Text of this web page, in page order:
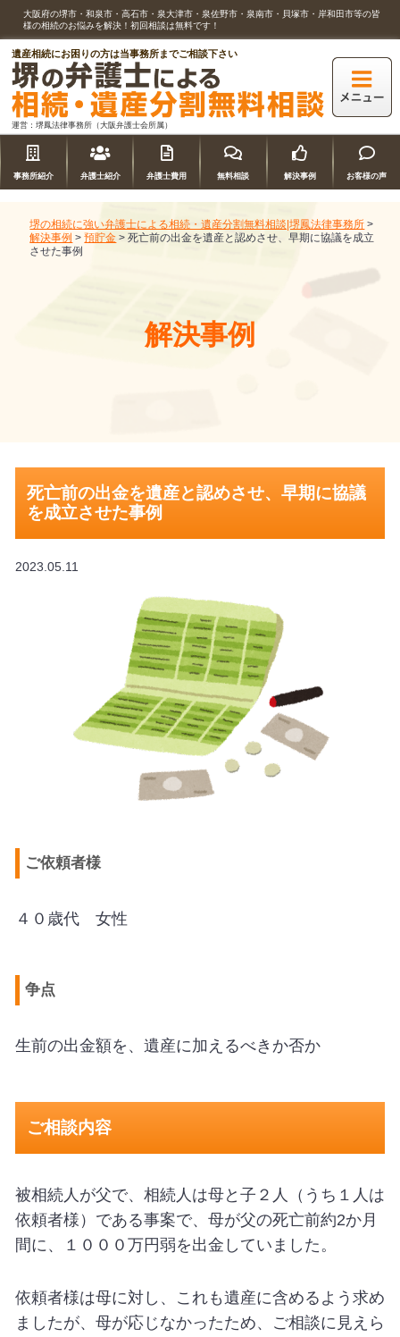
大阪府の堺市・和泉市・高石市・泉大津市・泉佐野市・泉南市・貝塚市・岸和田市等の皆
様の相続のお悩みを解決！初回相談は無料です！
遺産相続にお困りの方は当事務所までご相談下さい
運営：堺鳳法律事務所（大阪弁護士会所属）
事務所紹介 弁護士紹介 弁護士費用 無料相談 解決事例 お客様の声
堺の相続に強い弁護士による相続・遺産分割無料相談|堺鳳法律事務所 >
解決事例 >預貯金 >死亡前の出金を遺産と認めさせ、早期に協議を成立
させた事例
解決事例
死亡前の出金を遺産と認めさせ、早期に協議
を成立させた事例
2023.05.11
ご依頼者様
４０歳代 女性
争点
生前の出金額を、遺産に加えるべきか否か
ご相談内容
被相続人が父で、相続人は母と子２人（うち１人は
依頼者様）である事案で、母が父の死亡前約2か月
間に、１０００万円弱を出金していました。
依頼者様は母に対し、これも遺産に含めるよう求め
ましたが、母が応じなかったため、ご相談に見えら